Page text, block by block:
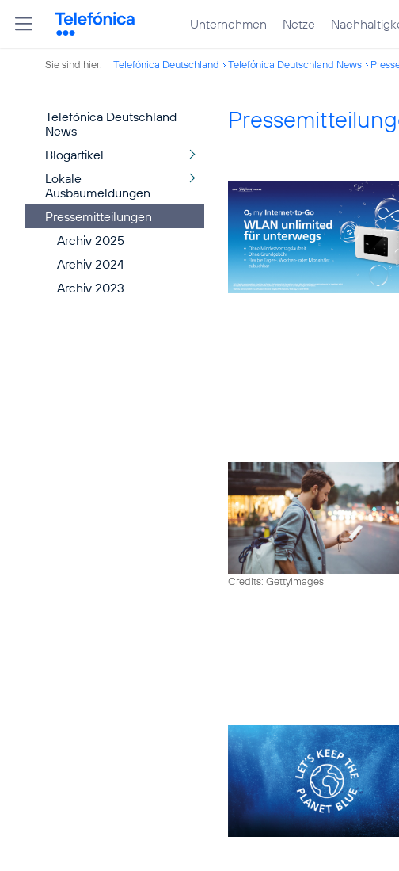
Unternehmen Netze
Sie sind hier: Telefónica Deutschland Telefónica Deutschland News
Telefónica Deutschland
News
Blogartikel
Lokale
Ausbaumeldungen
Pressemitteilungen
Archiv 2025
Archiv 2024
Archiv 2023
Credits: Gettyimages